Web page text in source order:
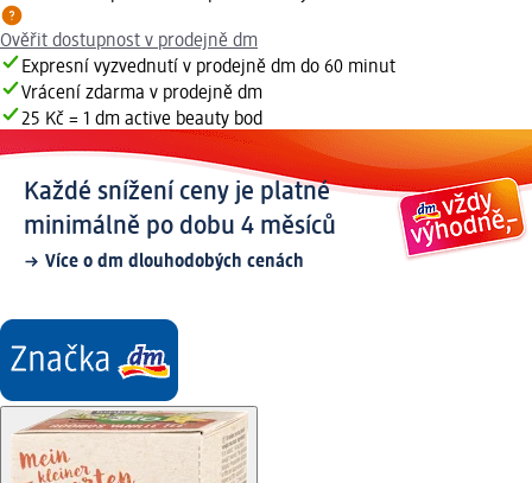
Ověřit dostupnost v prodejně dm
Expresní vyzvednutí v prodejně dm do 60 minut
Vrácení zdarma v prodejně dm
25 Kč = 1 dm active beauty bod
Každé snížení ceny je platné
minimálně po dobu 4 měsíců
Více o dm dlouhodobých cenách